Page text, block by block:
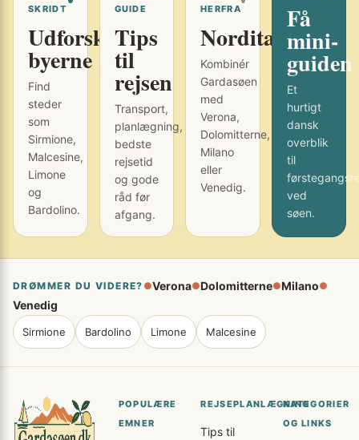
SKRIDT
Udforsk
byerne
Find
steder
som
Sirmione,
Malcesine,
Limone
og
Bardolino.
GUIDE
Tips
til
rejsen
Transport,
planlægning,
bedste
rejsetid
og gode
råd før
afgang.
HERFRA
Norditalien
Kombinér
Gardasøen
med
Verona,
Dolomitterne,
Milano
eller
Venedig.
Få
mini-
guiden
Et
hurtigt
dansk
overblik
til
ved
søen.
DRØMMER DU VIDERE? ●Verona●Dolomitterne●Milano●
Venedig
Sirmione Bardolino Limone Malcesine
POPULÆRE
EMNER
REJSEPLANLÆGNING
Tips til
KATEGORIER
OG LINKS